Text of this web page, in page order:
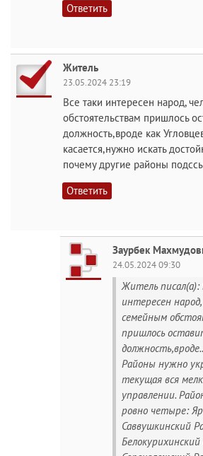
Ответить
Житель
23.05.2024 23:19
Все таки интересен народ,
обстоятельствам пришлось
должность,вроде как
касается,нужно искать
почему другие районы
Ответить
Заурбек
24.05.2024 09:30
Житель писал(а):
интересен
семейным
пришлось
Районы нужно
текущая вся
управлении.
ровно четыре:
Саввушкинский
Белокурихинский